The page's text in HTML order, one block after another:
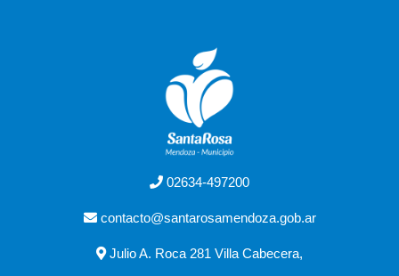
02634-497200
contacto@santarosamendoza.gob.ar
Julio A. Roca 281 Villa Cabecera,